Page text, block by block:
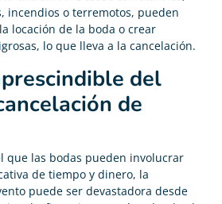
incendios o terremotos, pueden
locación de la boda o crear
lo que lleva a la cancelación.
del
de
que las bodas pueden involucrar
de tiempo y dinero, la
puede ser devastadora desde